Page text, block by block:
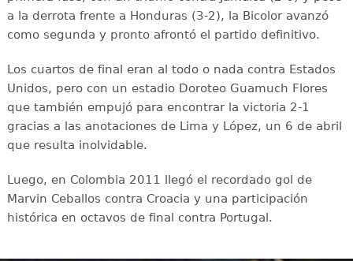
a la derrota frente a Honduras (3-2), la Bicolor avanzó
como segunda y pronto afrontó el partido definitivo.
Los cuartos de final eran al todo o nada contra Estados
Unidos, pero con un estadio Doroteo Guamuch Flores
que también empujó para encontrar la victoria 2-1
gracias a las anotaciones de Lima y López, un 6 de abril
que resulta inolvidable.
Luego, en Colombia 2011 llegó el recordado gol de
Marvin Ceballos contra Croacia y una participación
histórica en octavos de final contra Portugal.